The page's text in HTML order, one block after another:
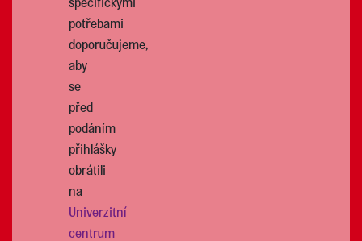
potřebami
doporučujeme,
aby
se
před
podáním
přihlášky
obrátili
na
Univerzitní
centrum